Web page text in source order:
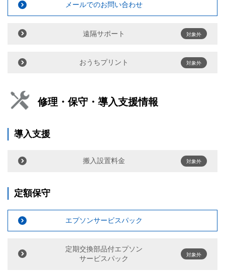
メールでのお問い合わせ
遠隔サポート 対象外
おうちプリント 対象外
修理・保守・導入支援情報
導入支援
搬入設置料金 対象外
定額保守
エプソンサービスパック
定期交換部品付エプソン
サービスパック
対象外